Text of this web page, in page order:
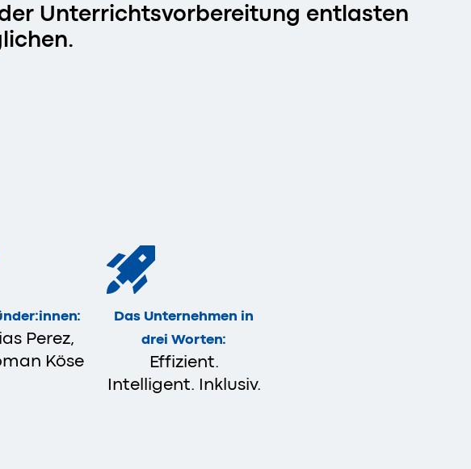
Unterrichtsvorbereitung entlasten
Perez,
Köse
Das Unternehmen in
drei Worten:
Effizient.
Intelligent. Inklusiv.